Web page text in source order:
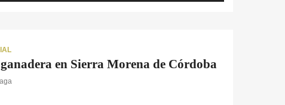
en Sierra Morena de Córdoba